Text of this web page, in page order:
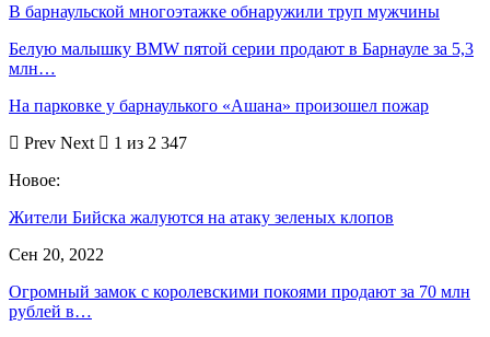
В барнаульской многоэтажке обнаружили труп мужчины
Белую малышку BMW пятой серии продают в Барнауле за 5,3
млн…
На парковке у барнаулького «Ашана» произошел пожар
Prev Next
1 из 2 347
Новое:
Жители Бийска жалуются на атаку зеленых клопов
Сен 20, 2022
Огромный замок с королевскими покоями продают за 70 млн
рублей в…